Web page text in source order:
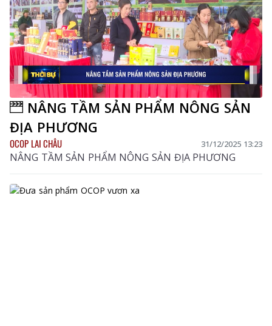
NÂNG TẦM SẢN PHẨM NÔNG SẢN
ĐỊA PHƯƠNG
OCOP LAI CHÂU 31/12/2025 13:23
NÂNG TẦM SẢN PHẨM NÔNG SẢN ĐỊA PHƯƠNG